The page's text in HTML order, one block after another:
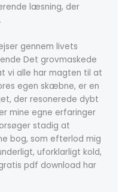
læsning, der
gennem livets
Det grovmaskede
vi alle har magten til at
egen skæbne, er en
der resonerede dybt
mine egne erfaringer
stadig at
bog, som efterlod mig
uforklarligt kold,
pdf download har